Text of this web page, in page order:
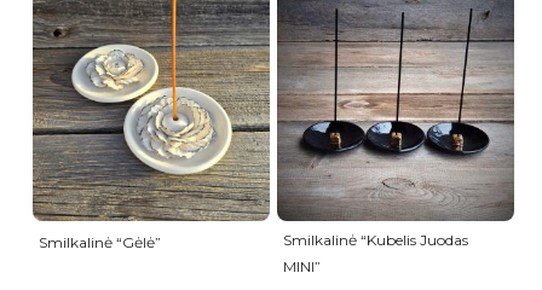
Smilkalinė “Gėlė”
Smilkalinė “Kubelis Juodas
MINI”